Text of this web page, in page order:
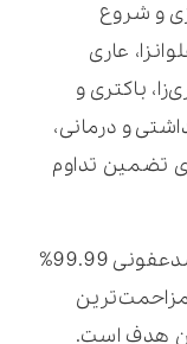
و شروع
عاری
باکتری و
و درمانی،
تضمین تداوم
استفاده از اشعه ماوراءبنفش برای ضدعفونی 99.99%
هدف است.